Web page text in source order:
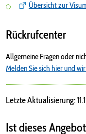
Übersicht zur
Rückrufcenter
Allgemeine Fragen oder
Melden Sie sich hier und
Letzte Aktualisierung:
Ist dieses